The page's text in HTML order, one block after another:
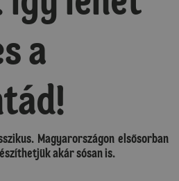
a
Magyarországon elsősorban
akár sósan is.